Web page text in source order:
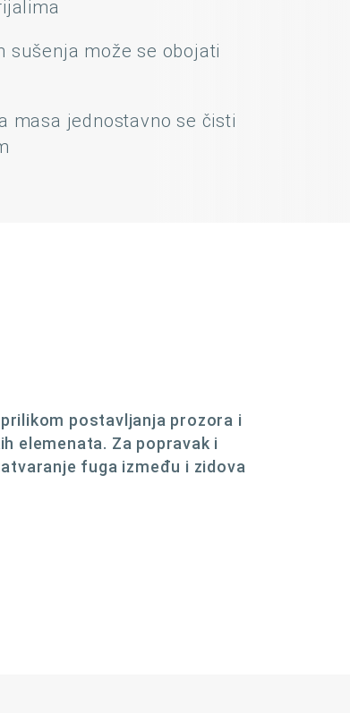
sušenja može se obojati
masa jednostavno se čisti
postavljanja prozora i
elemenata. Za popravak i
fuga između i zidova